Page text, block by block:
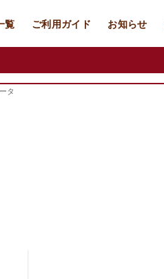
覧 ご利用ガイド お知らせ
タ